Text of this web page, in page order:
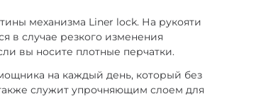
механизма Liner lock. На рукояти
в случае резкого изменения
вы носите плотные перчатки.
на каждый день, который без
служит упрочняющим слоем для